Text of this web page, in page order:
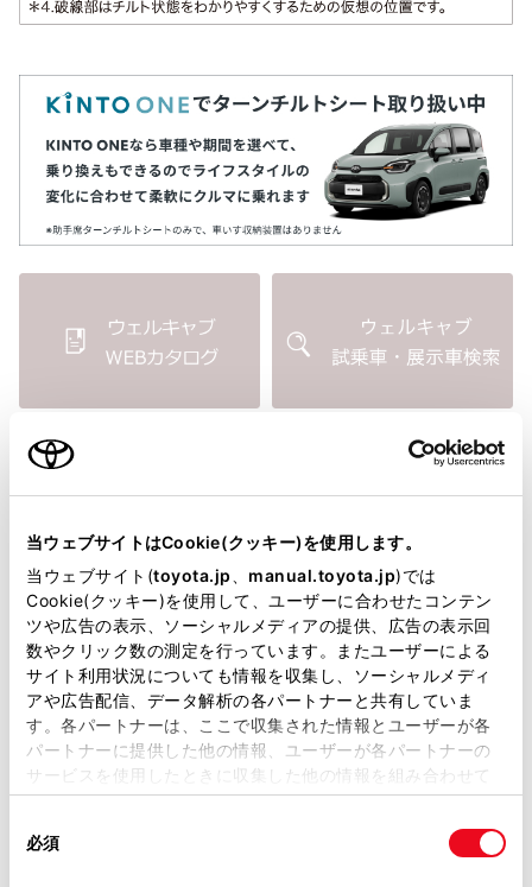
当ウェブサイトはCookie(クッキー)を使用します。
当ウェブサイト(toyota.jp manual.toyota.jp)では
Cookie(クッキー)を使用して、ユーザーに合わせたコンテン
ツや広告の表示、ソーシャルメディアの提供、広告の表示回
数やクリック数の測定を行っています。またユーザーによる
サイト利用状況についても情報を収集し、ソーシャルメディ
アや広告配信、データ解析の各パートナーと共有していま
す。各パートナーは、ここで収集された情報とユーザーが各
パートナーに提供した他の情報、ユーザーが各パートナーの
サービスを使用したときに収集した他の情報を組み合わせて
使用することがあります。当ウェブサイトの使用を続行する
必須
税制度・助成制度について ウェルキャブ ラインアップ
WEBカタログ・スペ
ック情報